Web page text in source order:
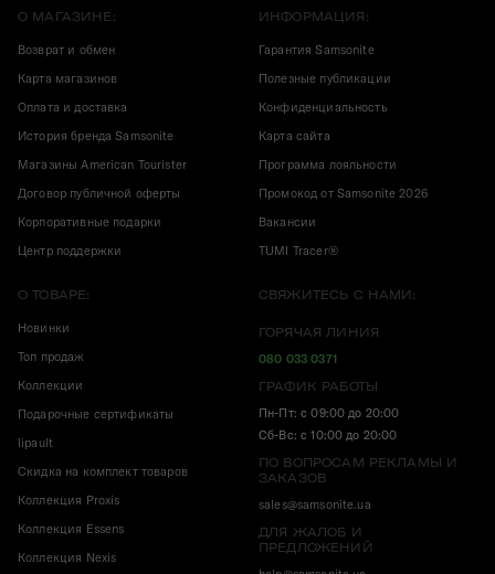
О МАГАЗИНЕ:
Возврат и обмен
Карта магазинов
Оплата и доставка
История бренда Samsonite
Магазины American Tourister
Договор публичной оферты
Корпоративные подарки
Центр поддержки
ИНФОРМАЦИЯ:
Гарантия Samsonite
Полезные публикации
Конфиденциальность
Карта сайта
Программа лояльности
Промокод от Samsonite 2026
Вакансии
TUMI Tracer®
О ТОВАРЕ:
Новинки
Топ продаж
Коллекции
Подарочные сертификаты
lipault
Скидка на комплект товаров
Коллекция Proxis
Коллекция Essens
Коллекция Nexis
СВЯЖИТЕСЬ С НАМИ:
ГОРЯЧАЯ ЛИНИЯ
080 033 0371
ГРАФИК РАБОТЫ
Пн-Пт: с 09:00 до 20:00
Сб-Вс: с 10:00 до 20:00
ПО ВОПРОСАМ РЕКЛАМЫ И
ЗАКАЗОВ
sales@samsonite.ua
ДЛЯ ЖАЛОБ И
ПРЕДЛОЖЕНИЙ